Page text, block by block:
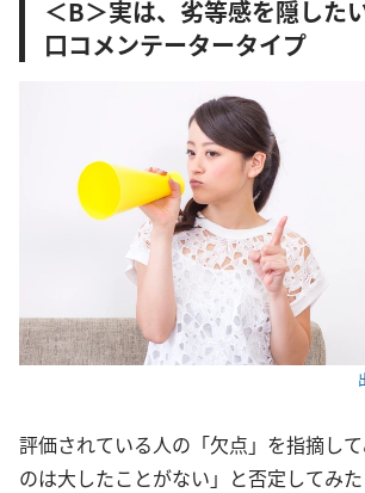
＜B＞実は、劣等感を隠し
口コメンテータータイプ
評価されている人の「欠点」を指摘し
のは大したことがない」と否定してみた